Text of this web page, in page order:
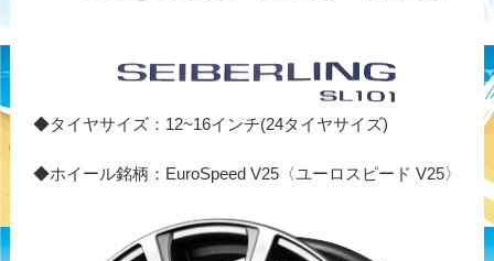
◆タイヤサイズ：12~16インチ(24タイヤサイズ)
◆ホイール銘柄：EuroSpeed V25〈ユーロスピード V25〉